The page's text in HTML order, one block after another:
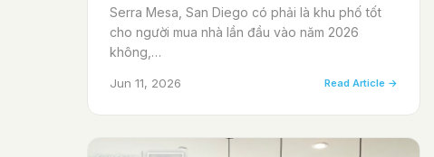
Serra Mesa, San Diego có phải là khu phố tốt
cho người mua nhà lần đầu vào năm 2026
không,…
Jun 11, 2026 Read Article →